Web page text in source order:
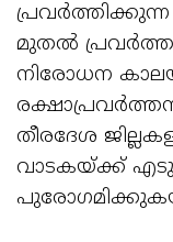
മുതൽ പ്രവർത്തനം
നിരോധന
തീരദേശ
വാടകയ്ക്ക്